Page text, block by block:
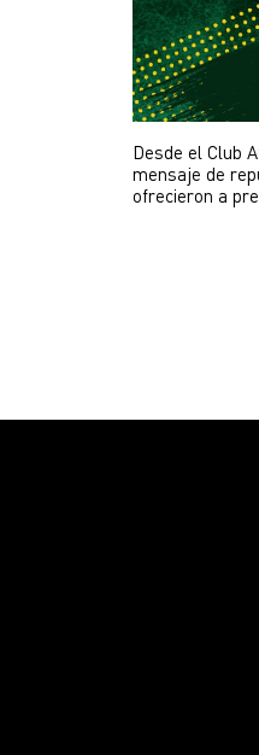
Desde el Club
mensaje de
ofrecieron a